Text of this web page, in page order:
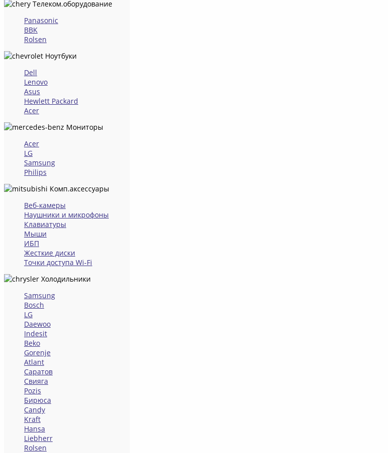
Телеком.оборудование
Panasonic
BBK
Rolsen
Ноутбуки
Dell
Lenovo
Asus
Hewlett Packard
Acer
Мониторы
Acer
LG
Samsung
Philips
Комп.аксессуары
Веб-камеры
Наушники и микрофоны
Клавиатуры
Мыши
ИБП
Жесткие диски
Точки доступа Wi-Fi
Холодильники
Samsung
Bosch
LG
Daewoo
Indesit
Beko
Gorenje
Atlant
Саратов
Свияга
Pozis
Бирюса
Candy
Kraft
Hansa
Liebherr
Rolsen